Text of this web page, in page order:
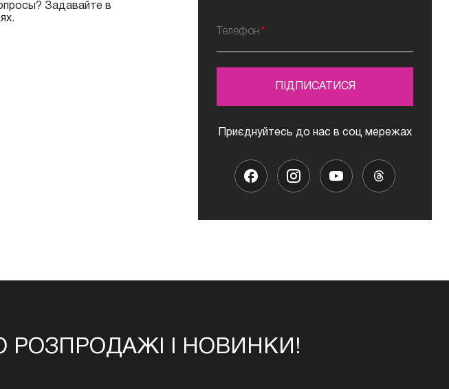
Задавайте в
Телефон
ПІДПИСАТИСЯ
Приєднуйтесь до нас в соц мережах
І НОВИНКИ!